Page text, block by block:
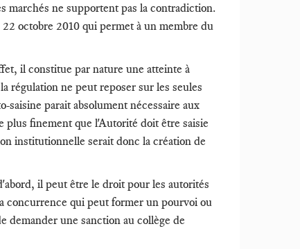
marchés ne supportent pas la contradiction.
octobre 2010 qui permet à un membre du
il constitue par nature une atteinte à
régulation ne peut reposer sur les seules
parait absolument nécessaire aux
finement que l'Autorité doit être saisie
institutionnelle serait donc la création de
il peut être le droit pour les autorités
concurrence qui peut former un pourvoi ou
demander une sanction au collège de